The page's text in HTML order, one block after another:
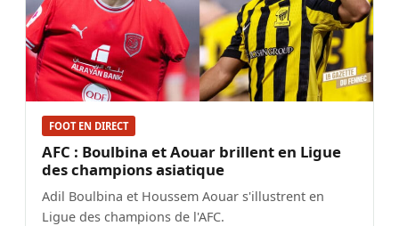
FOOT EN DIRECT
AFC : Boulbina et Aouar brillent en Ligue
des champions asiatique
Adil Boulbina et Houssem Aouar s'illustrent en
Ligue des champions de l'AFC.